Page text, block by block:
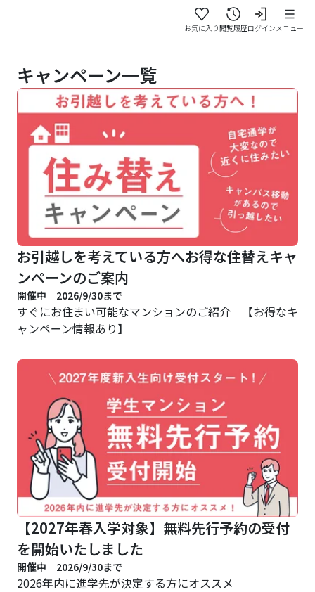
お気に入り閲覧履歴ログインメニュー
キャンペーン一覧
お引越しを考えている方へお得な住替えキャ
ンペーンのご案内
開催中 2026/9/30まで
すぐにお住まい可能なマンションのご紹介 【お得なキ
ャンペーン情報あり】
【2027年春入学対象】無料先行予約の受付
を開始いたしました
開催中 2026/9/30まで
2026年内に進学先が決定する方にオススメ